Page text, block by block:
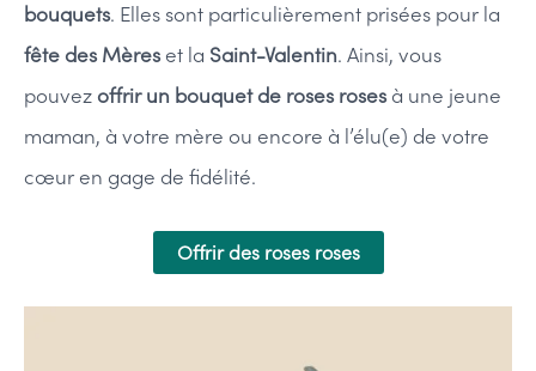
bouquets. Elles sont particulièrement prisées pour la
fête des Mèreset la Saint-Valentin. Ainsi, vous
pouvezoffrir un bouquet de roses rosesà une jeune
maman, à votre mère ou encore à l’élu(e) de votre
cœur en gage de fidélité.
Offrir des roses roses